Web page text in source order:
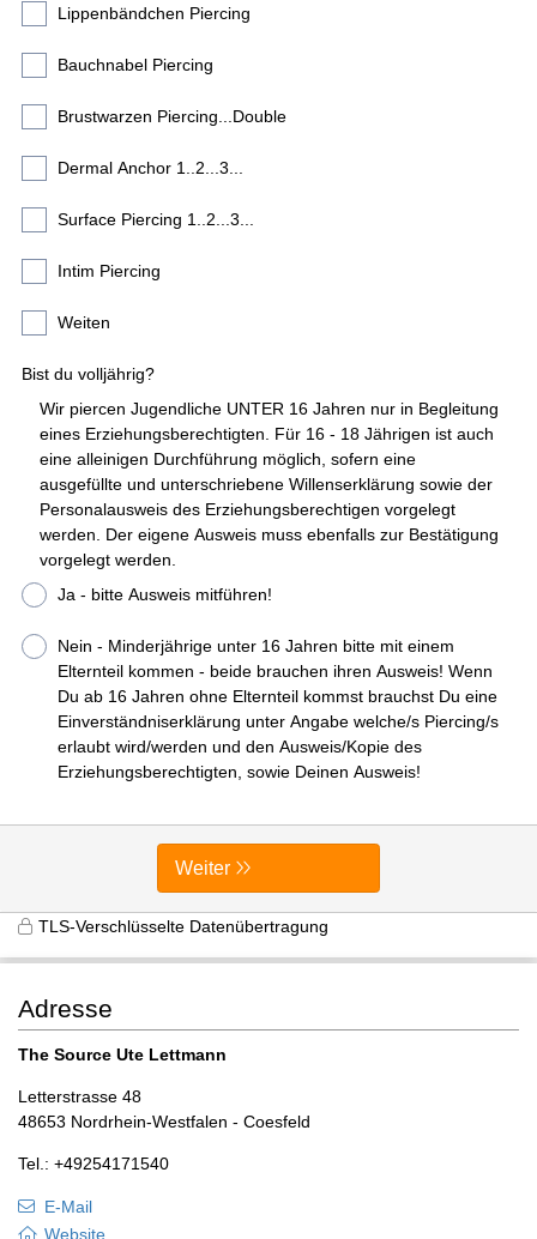
Lippenbändchen Piercing
Bauchnabel Piercing
Brustwarzen Piercing...Double
Dermal Anchor 1..2...3...
Surface Piercing 1..2...3...
Intim Piercing
Weiten
Bist du volljährig?
Wir piercen Jugendliche UNTER 16 Jahren nur in Begleitung
eines Erziehungsberechtigten. Für 16 - 18 Jährigen ist auch
eine alleinigen Durchführung möglich, sofern eine
ausgefüllte und unterschriebene Willenserklärung sowie der
Personalausweis des Erziehungsberechtigen vorgelegt
werden. Der eigene Ausweis muss ebenfalls zur Bestätigung
vorgelegt werden.
Ja - bitte Ausweis mitführen!
Nein - Minderjährige unter 16 Jahren bitte mit einem
Elternteil kommen - beide brauchen ihren Ausweis! Wenn
Du ab 16 Jahren ohne Elternteil kommst brauchst Du eine
Einverständniserklärung unter Angabe welche/s Piercing/s
erlaubt wird/werden und den Ausweis/Kopie des
Erziehungsberechtigten, sowie Deinen Ausweis!
Weiter
TLS-Verschlüsselte Datenübertragung
Adresse
The Source Ute Lettmann
Letterstrasse 48
48653 Nordrhein-Westfalen - Coesfeld
Tel.: +49254171540
E-Mail
Website